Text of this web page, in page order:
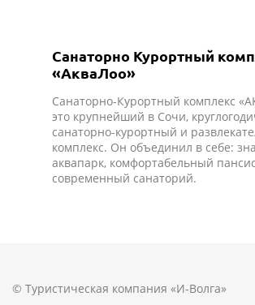
Санаторно Курортный
«АкваЛоо»
Санаторно-Курортный комплекс
это крупнейший в Сочи,
санаторно-курортный и
комплекс. Он объединил в себе:
аквапарк, комфортабельный
современный санаторий.
© Туристическая компания «И-Волга»